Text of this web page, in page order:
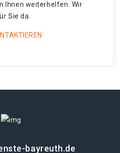
Ihnen weiterhelfen. Wir
Sie da.
bayreuth.de